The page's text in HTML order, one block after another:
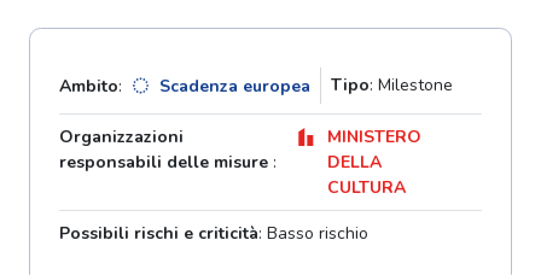
Ambito: Scadenza europea Tipo: Milestone
Organizzazioni
responsabili delle misure :
MINISTERO
DELLA
CULTURA
Possibili rischi e criticità: Basso rischio